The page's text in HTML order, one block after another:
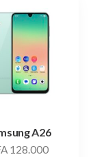
A26
128.000